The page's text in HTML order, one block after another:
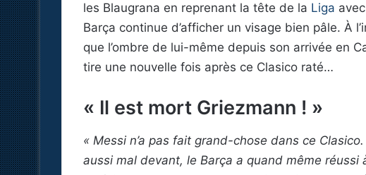
les Blaugrana en reprenant la tête de la Liga
Barça continue d’afficher un visage bien pâle. À
que l’ombre de lui-même depuis son arrivée en
tire une nouvelle fois après ce Clasico raté…
« Il est mort Griezmann ! »
« Messi n’a pas fait grand-chose dans ce
aussi mal devant, le Barça a quand même